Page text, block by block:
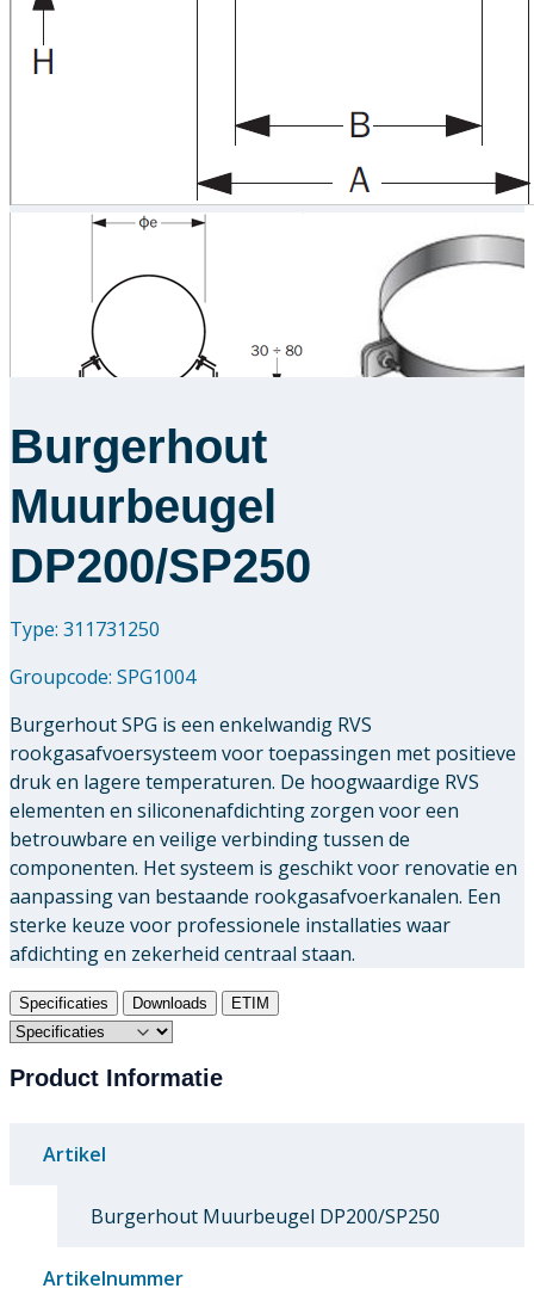
Burgerhout
Muurbeugel
DP200/SP250
Type: 311731250
Groupcode: SPG1004
Burgerhout SPG is een enkelwandig RVS
rookgasafvoersysteem voor toepassingen met positieve
druk en lagere temperaturen. De hoogwaardige RVS
elementen en siliconenafdichting zorgen voor een
betrouwbare en veilige verbinding tussen de
componenten. Het systeem is geschikt voor renovatie en
aanpassing van bestaande rookgasafvoerkanalen. Een
sterke keuze voor professionele installaties waar
afdichting en zekerheid centraal staan.
Specificaties Downloads ETIM
Product Informatie
Artikel
Burgerhout Muurbeugel DP200/SP250
Artikelnummer